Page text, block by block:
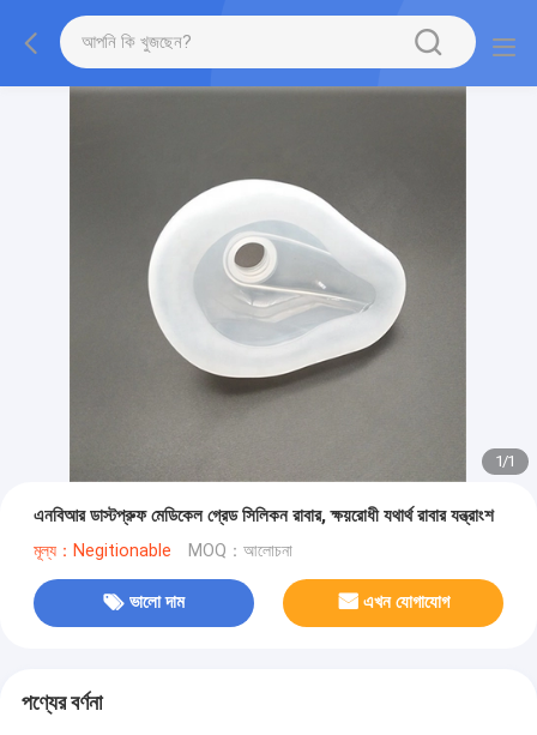
1/1
এনবিআর ডাস্টপ্রুফ মেডিকেল গ্রেড সিলিকন রাবার, ক্ষয়রোধী যথার্থ রাবার যন্ত্রাংশ
মূল্য：Negitionable MOQ：আলোচনা
ভালো দাম এখন যোগাযোগ
পণ্যের বর্ণনা